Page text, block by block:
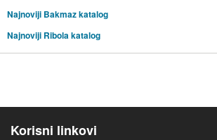
Najnoviji Bakmaz katalog
Najnoviji Ribola katalog
Korisni linkovi